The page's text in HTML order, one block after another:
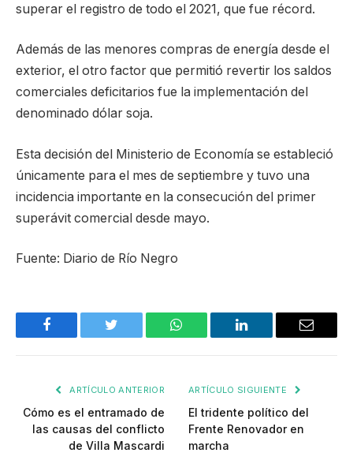
superar el registro de todo el 2021, que fue récord.
Además de las menores compras de energía desde el
exterior, el otro factor que permitió revertir los saldos
comerciales deficitarios fue la implementación del
denominado dólar soja.
Esta decisión del Ministerio de Economía se estableció
únicamente para el mes de septiembre y tuvo una
incidencia importante en la consecución del primer
superávit comercial desde mayo.
Fuente: Diario de Río Negro
Facebook Twitter WhatsApp LinkedIn Email
ARTÍCULO ANTERIOR
Cómo es el entramado de
las causas del conflicto
de Villa Mascardi
ARTÍCULO SIGUIENTE
El tridente político del
Frente Renovador en
marcha